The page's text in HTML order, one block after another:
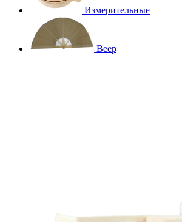
Измерительные
Веер